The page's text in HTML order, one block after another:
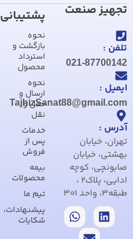
تجهیز صنعت
تلفن :
021-87700142
ایمیل :
TajhizSanat88@gmail.com
آدرس :
تهران، خیابان
بهشتی، خیابان
صابونچی، کوچه
ادایی، پلاک2 ،
طبقه3، واحد 301
پشتیبانی
نحوه
بازگشت و
استرداد
محصول
نحوه
ارسال و
حمل و
نقل
خدمات
پس از
فروش
بیمه
محصولات
تیم ما
پیشنهادات،
شکایات